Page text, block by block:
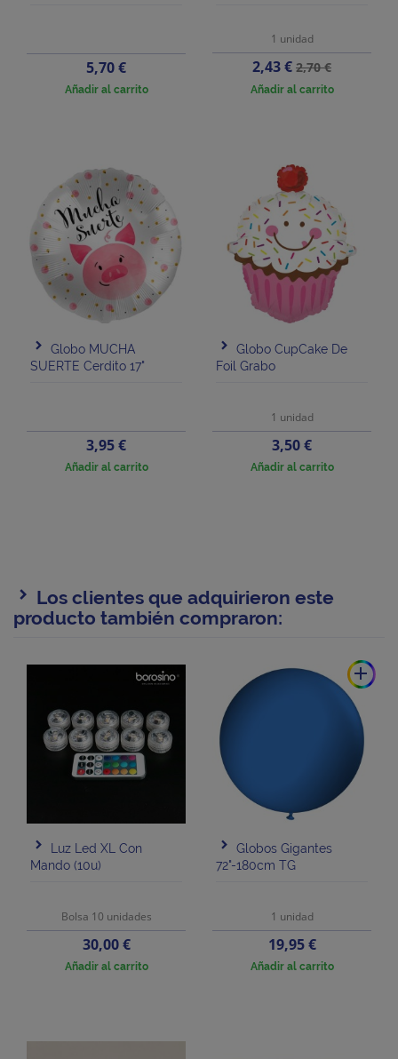
Precio
5,70 €
Añadir al carrito
1 unidad
Precio
2,43 €Precio
base
2,70 €
Añadir al carrito
Globo MUCHA
SUERTE Cerdito 17"
Precio
3,95 €
Añadir al carrito
Globo CupCake De
Foil Grabo
1 unidad
Precio
3,50 €
Añadir al carrito
Los clientes que adquirieron este
producto también compraron:
Luz Led XL Con
Mando (10u)
Bolsa 10 unidades
Precio
30,00 €
Añadir al carrito
add
Globos Gigantes
72"-180cm TG
1 unidad
Precio
19,95 €
Añadir al carrito